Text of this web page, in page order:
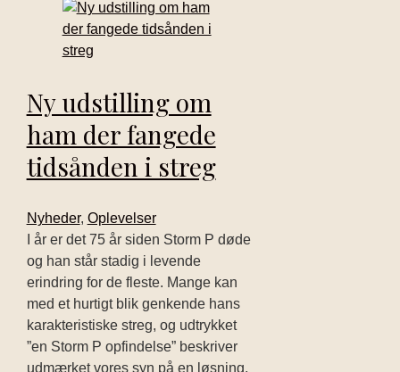
Ny udstilling om
ham der fangede
tidsånden i streg
Nyheder, Oplevelser
I år er det 75 år siden Storm P døde
og han står stadig i levende
erindring for de fleste. Mange kan
med et hurtigt blik genkende hans
karakteristiske streg, og udtrykket
”en Storm P opfindelse” beskriver
udmærket vores syn på en løsning,